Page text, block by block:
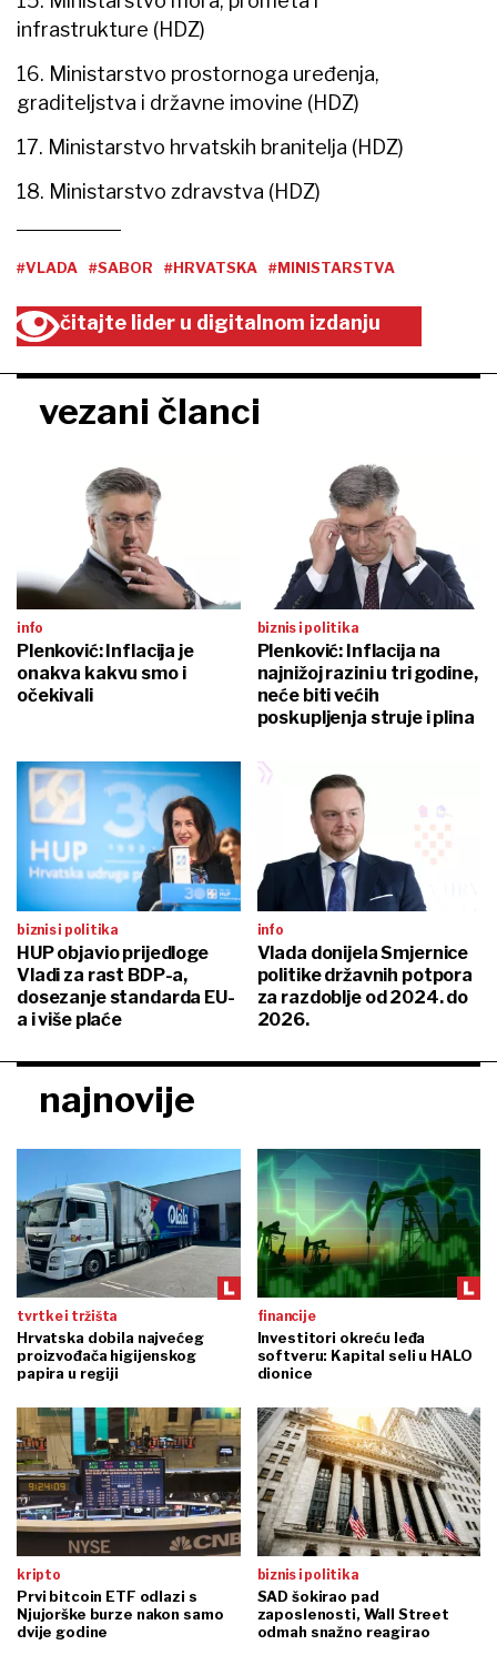
infrastrukture (HDZ)
16. Ministarstvo prostornoga uređenja,
graditeljstva i državne imovine (HDZ)
17. Ministarstvo hrvatskih branitelja (HDZ)
18. Ministarstvo zdravstva (HDZ)
#VLADA #SABOR #HRVATSKA #MINISTARSTVA
čitajte lider u digitalnom izdanju
vezani članci
info
Plenković: Inflacija je
onakva kakvu smo i
očekivali
biznis i politika
Plenković: Inflacija na
najnižoj razini u tri godine,
neće biti većih
poskupljenja struje i plina
biznis i politika
HUP objavio prijedloge
Vladi za rast BDP-a,
dosezanje standarda EU-
a i više plaće
info
Vlada donijela Smjernice
politike državnih potpora
za razdoblje od 2024. do
2026.
najnovije
tvrtke i tržišta
Hrvatska dobila najvećeg
proizvođača higijenskog
papira u regiji
financije
Investitori okreću leđa
softveru: Kapital seli u HALO
dionice
kripto
Prvi bitcoin ETF odlazi s
Njujorške burze nakon samo
dvije godine
biznis i politika
SAD šokirao pad
zaposlenosti, Wall Street
odmah snažno reagirao